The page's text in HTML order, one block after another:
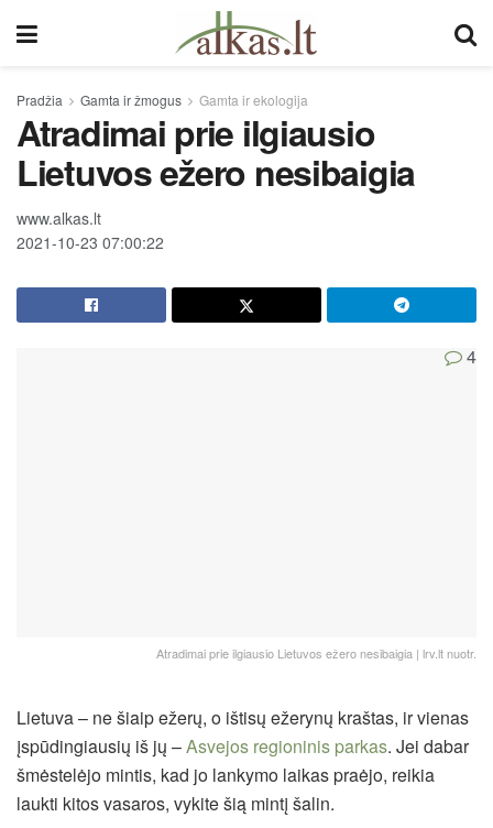
Pradžia Gamta ir žmogus Gamta ir ekologija
Atradimai prie ilgiausio
Lietuvos ežero nesibaigia
www.alkas.lt
2021-10-23 07:00:22
4
Atradimai prie ilgiausio Lietuvos ežero nesibaigia | lrv.lt nuotr.
Lietuva – ne šiaip ežerų, o ištisų ežerynų kraštas, ir vienas
įspūdingiausių iš jų –Asvejos regioninis parkas. Jei dabar
šmėstelėjo mintis, kad jo lankymo laikas praėjo, reikia
laukti kitos vasaros, vykite šią mintį šalin.